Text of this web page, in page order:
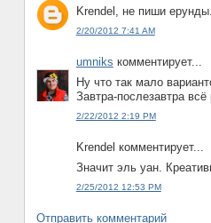
Krendel, не пиши
2/20/2012 7:41 AM
umniks комментирует...
Ну что так мало
Завтра-послезавтра
2/22/2012 2:19 PM
Krendel комментирует...
Значит эль уан.
2/25/2012 12:53 PM
Отправить комментарий